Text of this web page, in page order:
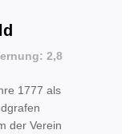
2,8
1777 als
der Verein